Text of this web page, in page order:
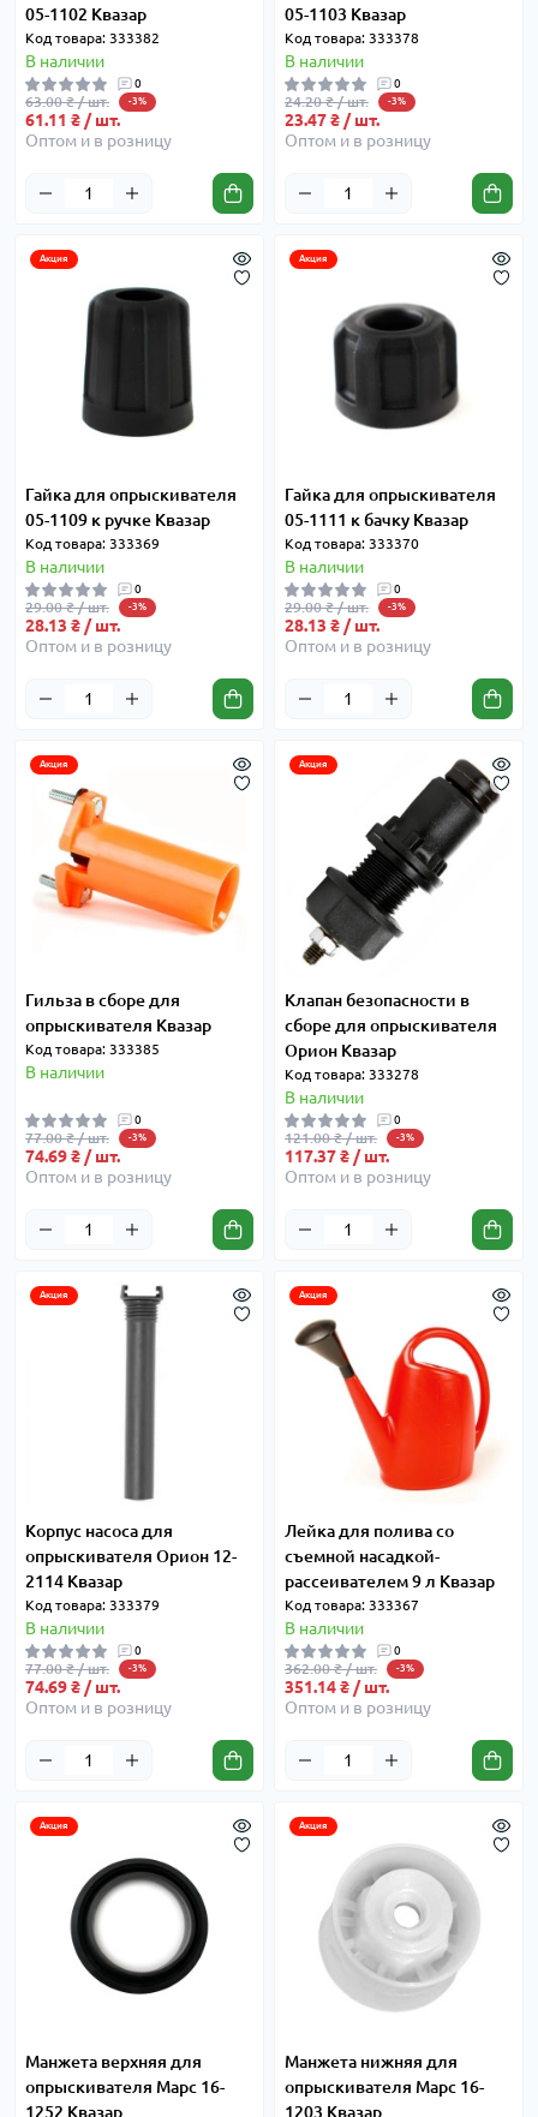
05-1102 Квазар
Код товара: 333382
В наличии
0
63.00 ₴ / шт. -3%
61.11 ₴ / шт.
Оптом и в розницу
05-1103 Квазар
Код товара: 333378
В наличии
0
24.20 ₴ / шт. -3%
23.47 ₴ / шт.
Оптом и в розницу
Акция
Гайка для опрыскивателя
05-1109 к ручке Квазар
Код товара: 333369
В наличии
0
29.00 ₴ / шт. -3%
28.13 ₴ / шт.
Оптом и в розницу
Акция
Гайка для опрыскивателя
05-1111 к бачку Квазар
Код товара: 333370
В наличии
0
29.00 ₴ / шт. -3%
28.13 ₴ / шт.
Оптом и в розницу
Акция
Гильза в сборе для
опрыскивателя Квазар
Код товара: 333385
В наличии
0
77.00 ₴ / шт. -3%
74.69 ₴ / шт.
Оптом и в розницу
Акция
Клапан безопасности в
сборе для опрыскивателя
Орион Квазар
Код товара: 333278
В наличии
0
121.00 ₴ / шт. -3%
117.37 ₴ / шт.
Оптом и в розницу
Акция
Корпус насоса для
опрыскивателя Орион 12-
2114 Квазар
Код товара: 333379
В наличии
0
77.00 ₴ / шт. -3%
74.69 ₴ / шт.
Оптом и в розницу
Акция
Лейка для полива со
съемной насадкой-
рассеивателем 9 л Квазар
Код товара: 333367
В наличии
0
362.00 ₴ / шт. -3%
351.14 ₴ / шт.
Оптом и в розницу
Акция
Манжета верхняя для
опрыскивателя Марс 16-
1252 Квазар
Акция
Манжета нижняя для
опрыскивателя Марс 16-
1203 Квазар